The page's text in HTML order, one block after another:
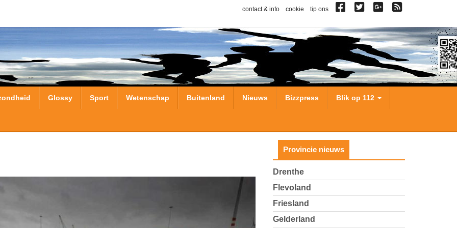
contact & info cookie tip ons
Glossy Sport Wetenschap Buitenland Nieuws Bizzpress Blik op 112
Provincie nieuws
Drenthe
Flevoland
Friesland
Gelderland